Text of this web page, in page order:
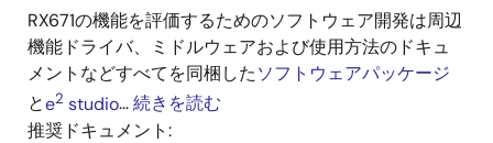
RX671の機能を評価するためのソフトウェア開発は周辺
機能ドライバ、ミドルウェアおよび使用方法のドキュ
メントなどすべてを同梱したソフトウェアパッケージ
とe2 studio...続きを読む
推奨ドキュメント: